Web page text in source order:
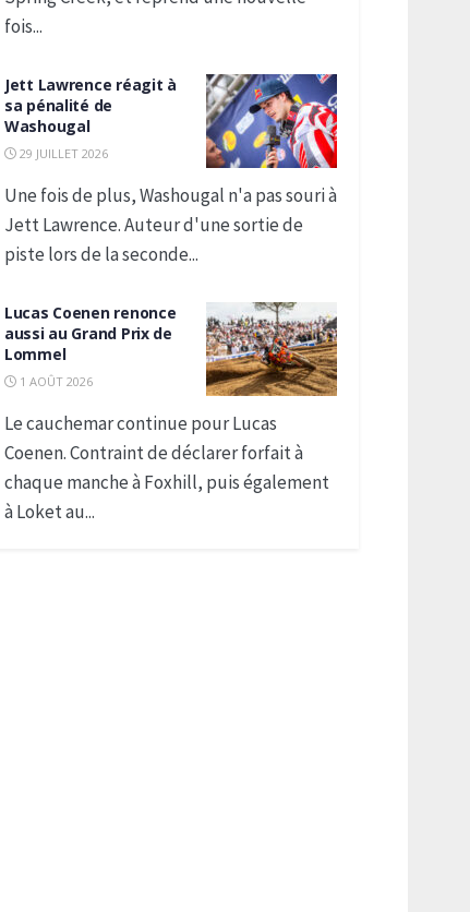
fois...
Jett Lawrence réagit à
sa pénalité de
Washougal
29 JUILLET 2026
Une fois de plus, Washougal n'a pas souri à
Jett Lawrence. Auteur d'une sortie de
piste lors de la seconde...
Lucas Coenen renonce
aussi au Grand Prix de
Lommel
1 AOÛT 2026
Le cauchemar continue pour Lucas
Coenen. Contraint de déclarer forfait à
chaque manche à Foxhill, puis également
à Loket au...